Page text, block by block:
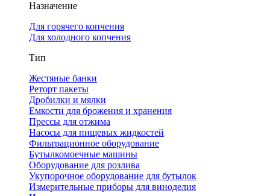
Назначение
Для горячего копчения
Для холодного копчения
Тип
Жестяные банки
Реторт пакеты
Дробилки и мялки
Емкости для брожения и хранения
Прессы для отжима
Насосы для пищевых жидкостей
Фильтрационное оборудование
Бутылкомоечные машины
Оборудование для розлива
Укупорочное оборудование для бутылок
Измерительные приборы для виноделия